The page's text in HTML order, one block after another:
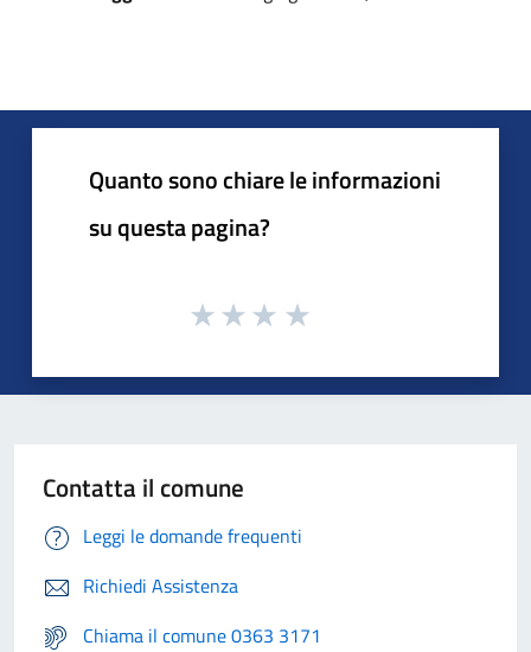
Quanto sono chiare le informazioni
su questa pagina?
Contatta il comune
Leggi le domande frequenti
Richiedi Assistenza
Chiama il comune 0363 3171